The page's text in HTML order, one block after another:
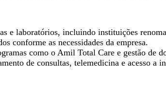
e laboratórios, incluindo instituições
conforme as necessidades da empresa.
como o Amil Total Care e gestão de
de consultas, telemedicina e acesso a